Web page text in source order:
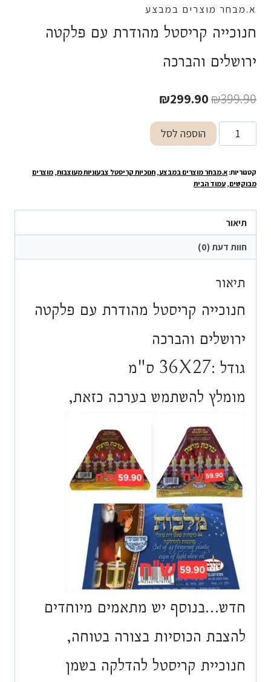
א.מבחר מוצרים במבצע
חנוכייה קריסטל מהודרת עם פלקטה
ירושלים והברכה
₪399.90
המחיר
המקורי
היה:
₪299.90
הנוכחי
הוא:
כמות
של
קריסטל
עם
פלקטה
ירושלים
והברכה
הוספה לסל
קטגוריות: א.מבחר מוצרים במבצע, חנוכיות קריסטל צבעוניות מעוצבות, מוצרים
מבוקשים, עמוד הבית
תיאור
חוות דעת (0)
תיאור
חנוכייה קריסטל מהודרת עם פלקטה
ירושלים והברכה
גודל :36X27 ס"מ
מומלץ להשתמש בערכה כזאת,
חדש…בנוסף יש מתאמים מיוחדים
להצבת הכוסיות בצורה בטוחה,
חנוכיית קריסטל להדלקה בשמן